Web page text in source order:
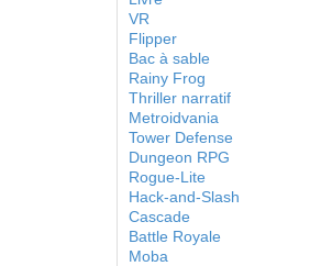
VR
Flipper
Bac à sable
Rainy Frog
Thriller narratif
Metroidvania
Tower Defense
Dungeon RPG
Rogue-Lite
Hack-and-Slash
Cascade
Battle Royale
Moba